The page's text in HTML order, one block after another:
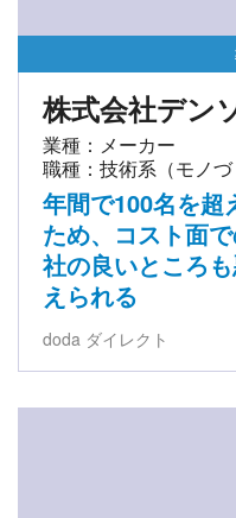
株式会社デン
業種：メーカー
職種：技術系（モノづ
年間で100名を超
ため、コスト面
社の良いところ
えられる
doda ダイレクト